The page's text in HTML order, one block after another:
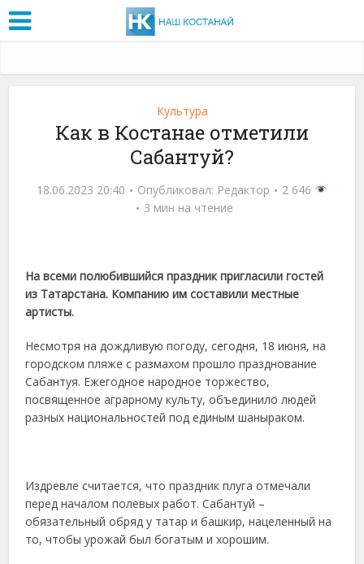
Культура
Как в Костанае отметили
Сабантуй?
18.06.2023 20:40 Опубликовал: Редактор
2 646
3 мин на чтение
На всеми полюбившийся праздник пригласили гостей
из Татарстана. Компанию им составили местные
артисты.
Несмотря на дождливую погоду, сегодня, 18 июня, на
городском пляже с размахом прошло празднование
Сабантуя. Ежегодное народное торжество,
посвященное аграрному культу, объединило людей
разных национальностей под единым шаныраком.
Издревле считается, что праздник плуга отмечали
перед началом полевых работ. Сабантуй –
обязательный обряд у татар и башкир, нацеленный на
то, чтобы урожай был богатым и хорошим.